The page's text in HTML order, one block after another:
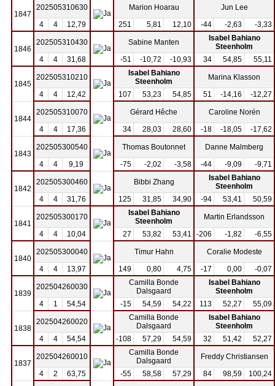
1847
202505310630 Marion Hoarau
Jun Lee
4
4 12,79 251 5,81 12,10 -44 -2,63 -3,33
1846
202505310430 Sabine Manten
Isabel Bahiano
Steenholm
4
4 31,68 -51 -10,72 -10,93 34 54,85 55,11
1845
202505310210
Isabel Bahiano
Steenholm
Marina Klasson
4
4 12,42 107 53,23 54,85 51 -14,16 -12,27
1844
202505310070 Gérard Hêche
Caroline Norén
4
4 17,36 34 28,03 28,60 -18 -18,05 -17,62
1843
202505300540 Thomas Boutonnet
Danne Malmberg
4
4 9,19 -75 -2,02 -3,58 -44 -9,09 -9,71
1842
202505300460 Bibbi Zhang
Isabel Bahiano
Steenholm
4
4 31,76 125 31,85 34,90 -94 53,41 50,59
1841
202505300170
Isabel Bahiano
Steenholm
Martin Erlandsson
4
4 10,04 27 53,82 53,41 -206 -1,82 -6,55
1840
202505300040 Timur Hahn
Coralie Modeste
4
4 13,97 149 0,80 4,75 -17 0,00 -0,07
1839
202504260030
Camilla Bonde
Dalsgaard
Isabel Bahiano
Steenholm
4
1 54,54 -15 54,59 54,22 113 52,27 55,09
1838
202504260020
Camilla Bonde
Dalsgaard
Isabel Bahiano
Steenholm
4
4 54,54 -108 57,29 54,59 32 51,42 52,27
1837
202504260010
Camilla Bonde
Dalsgaard
Freddy Christiansen
4
2 63,75 -55 58,58 57,29 84 98,59 100,24